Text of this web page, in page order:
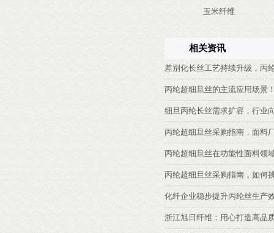
玉米纤维
相关资讯
差别化长丝工艺持续升级，丙
丙纶超细旦丝的主流应用场景
细旦丙纶长丝需求扩容，行业
丙纶超细旦丝采购指南，面料
丙纶超细旦丝在功能性面料领
丙纶超细旦丝采购指南，如何
化纤企业稳步提升丙纶丝生产
浙江旭日纤维：用心打造高品